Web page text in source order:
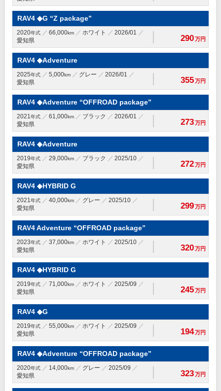
RAV4 ◆G “Z package”
2020年式 66,000km ホワイト
2026/01
愛知県
290万円
RAV4 ◆Adventure
2025年式 5,000km グレー
2026/01
愛知県
355万円
RAV4 ◆Adventure “OFFROAD package”
2021年式 61,000km ブラック
2026/01
愛知県
273万円
RAV4 ◆Adventure
2019年式 29,000km ブラック
2025/10
愛知県
272万円
RAV4 ◆HYBRID G
2021年式 40,000km グレー
2025/10
愛知県
299万円
RAV4 Adventure “OFFROAD package”
2023年式 37,000km ホワイト
2025/10
愛知県
320万円
RAV4 ◆HYBRID G
2019年式 71,000km ホワイト
2025/09
愛知県
245万円
RAV4 ◆G
2019年式 55,000km ホワイト
2025/09
愛知県
194万円
RAV4 ◆Adventure “OFFROAD package”
2020年式 14,000km グレー
2025/09
愛知県
323万円